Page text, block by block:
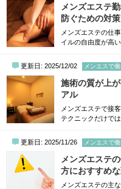
を立てずに断る方
ょっとした工夫ま
メンズエステ
防ぐための対
メンズエステの仕
イルの自由度が高
く、働き方や自分
ではありません。
きっかけや、その
ていきます。メン
更新日: 2025/12/02 メンエスで働
施術の質が上
アル
メンズエステで接
テクニックだけで
やフェイスタオル
に多いですが、だ
意外と見られてい
ば、お部屋の見栄
更新日: 2025/11/26 メンエスで働
メンズエステ
方におすすめ
メンズエステの主